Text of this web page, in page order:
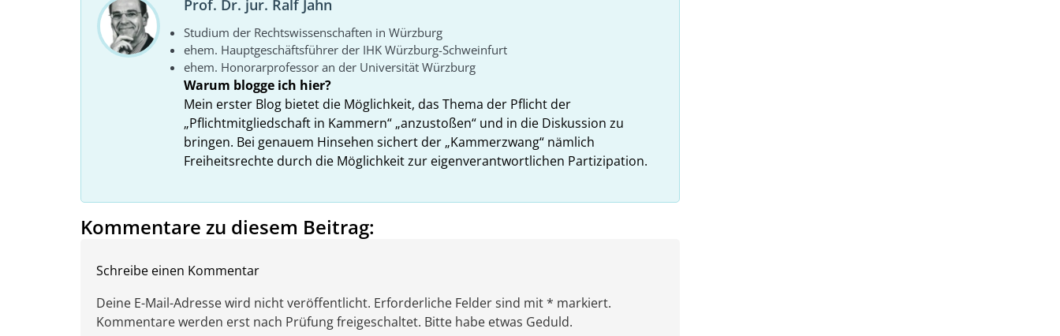
Prof. Dr. jur. Ralf Jahn
Studium der Rechtswissenschaften in Würzburg
ehem. Hauptgeschäftsführer der IHK Würzburg-Schweinfurt
ehem. Honorarprofessor an der Universität Würzburg
Warum blogge ich hier?
Mein erster Blog bietet die Möglichkeit, das Thema der Pflicht der
„Pflichtmitgliedschaft in Kammern“ „anzustoßen“ und in die Diskussion zu
bringen. Bei genauem Hinsehen sichert der „Kammerzwang“ nämlich
Freiheitsrechte durch die Möglichkeit zur eigenverantwortlichen Partizipation.
Kommentare zu diesem Beitrag:
Schreibe einen Kommentar
Deine E-Mail-Adresse wird nicht veröffentlicht. Erforderliche Felder sind mit * markiert.
Kommentare werden erst nach Prüfung freigeschaltet. Bitte habe etwas Geduld.